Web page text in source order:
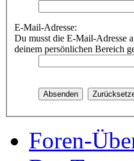
E-Mail-Adresse:
Du musst die E-Mail-Adresse
deinem persönlichen Bereich
Foren-